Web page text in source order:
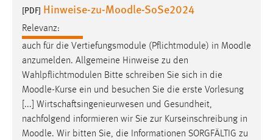
[PDF] Hinweise-zu-Moodle-SoSe2024
Relevanz:
auch für die Vertiefungsmodule (Pflichtmodule) in Moodle
anzumelden. Allgemeine Hinweise zu den
Wahlpflichtmodulen Bitte schreiben Sie sich in die
Moodle-Kurse ein und besuchen Sie die erste Vorlesung
[...] Wirtschaftsingenieurwesen und Gesundheit,
nachfolgend informieren wir Sie zur Kurseinschreibung in
Moodle. Wir bitten Sie, die Informationen SORGFÄLTIG zu
Name:
Zweck:
Das Cookie speichert die gewählte Sprache der Website.
Cookie Laufzeit:
30 Tage
Chat